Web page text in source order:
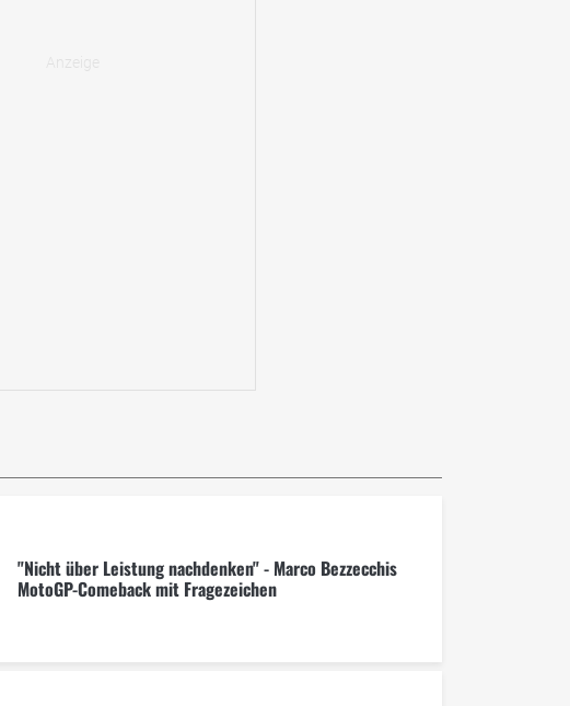
"Nicht über Leistung nachdenken" - Marco Bezzecchis
MotoGP-Comeback mit Fragezeichen